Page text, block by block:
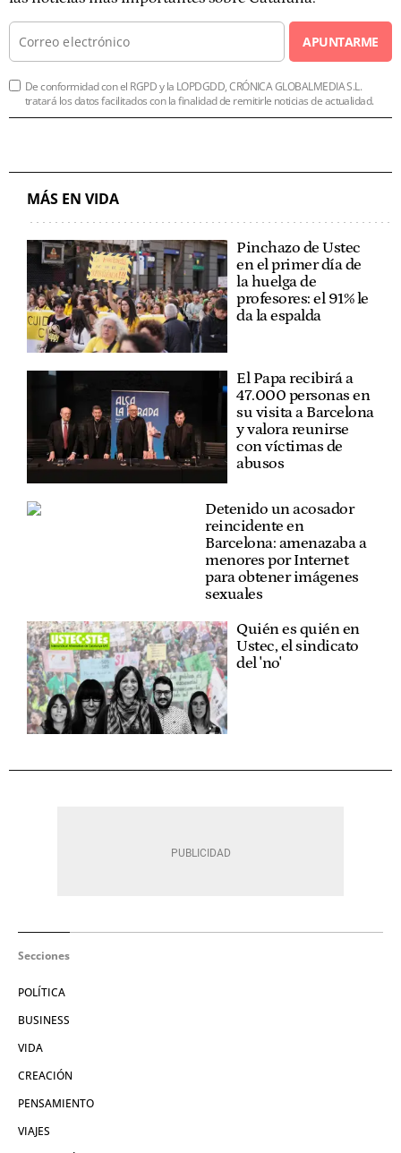
APUNTARME
De conformidad con el RGPD y la LOPDGDD, CRÓNICA GLOBALMEDIA S.L.
tratará los datos facilitados con la finalidad de remitirle noticias de actualidad.
MÁS EN VIDA
Pinchazo de Ustec
en el primer día de
la huelga de
profesores: el 91% le
da la espalda
El Papa recibirá a
47.000 personas en
su visita a Barcelona
y valora reunirse
con víctimas de
abusos
Detenido un acosador
reincidente en
Barcelona: amenazaba a
menores por Internet
para obtener imágenes
sexuales
Quién es quién en
Ustec, el sindicato
del 'no'
Secciones
POLÍTICA
BUSINESS
VIDA
CREACIÓN
PENSAMIENTO
VIAJES